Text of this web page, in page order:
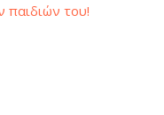
παιδιών του!